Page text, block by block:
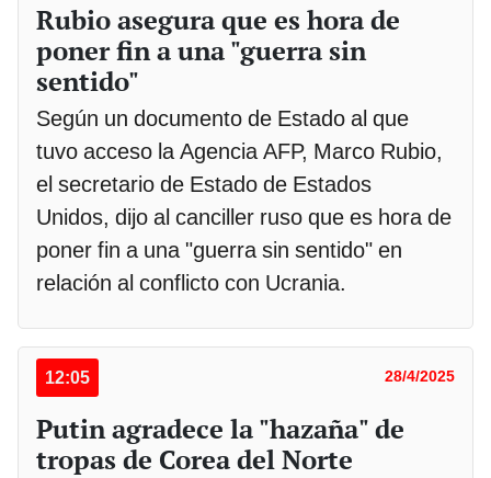
Rubio asegura que es hora de
poner fin a una "guerra sin
sentido"
Según un documento de Estado al que
tuvo acceso la Agencia AFP, Marco Rubio,
el secretario de Estado de Estados
Unidos, dijo al canciller ruso que es hora de
poner fin a una "guerra sin sentido" en
relación al conflicto con Ucrania.
12:05 28/4/2025
Putin agradece la "hazaña" de
tropas de Corea del Norte